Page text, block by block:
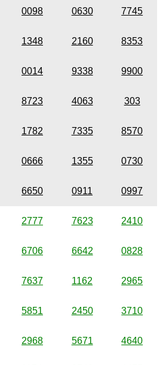
0098 0630 7745
1348 2160 8353
0014 9338 9900
8723 4063 303
1782 7335 8570
0666 1355 0730
6650 0911 0997
2777 7623 2410
6706 6642 0828
7637 1162 2965
5851 2450 3710
2968 5671 4640